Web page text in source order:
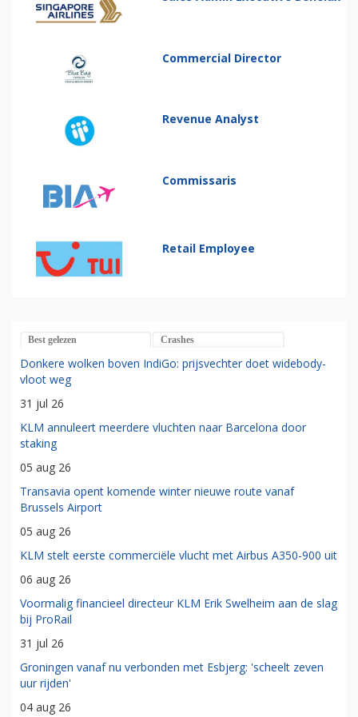
Commercial Director
Revenue Analyst
Commissaris
Retail Employee
Best gelezen Crashes
Donkere wolken boven IndiGo: prijsvechter doet widebody-
vloot weg
31 jul 26
KLM annuleert meerdere vluchten naar Barcelona door
staking
05 aug 26
Transavia opent komende winter nieuwe route vanaf
Brussels Airport
05 aug 26
KLM stelt eerste commerciële vlucht met Airbus A350-900 uit
06 aug 26
Voormalig financieel directeur KLM Erik Swelheim aan de slag
bij ProRail
31 jul 26
Groningen vanaf nu verbonden met Esbjerg: 'scheelt zeven
uur rijden'
04 aug 26